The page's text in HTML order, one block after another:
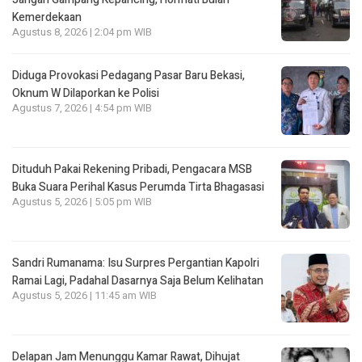
Kemerdekaan
Agustus 8, 2026 | 2:04 pm WIB
Diduga Provokasi Pedagang Pasar Baru Bekasi,
Oknum W Dilaporkan ke Polisi
Agustus 7, 2026 | 4:54 pm WIB
Dituduh Pakai Rekening Pribadi, Pengacara MSB
Buka Suara Perihal Kasus Perumda Tirta Bhagasasi
Agustus 5, 2026 | 5:05 pm WIB
Sandri Rumanama: Isu Surpres Pergantian Kapolri
Ramai Lagi, Padahal Dasarnya Saja Belum Kelihatan
Agustus 5, 2026 | 11:45 am WIB
Delapan Jam Menunggu Kamar Rawat, Dihujat